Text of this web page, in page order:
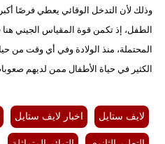
وذلك لأن التدخل الوقائي يعطي فرصًا
الطفل، إذ تكمن قوة المقياس الجيني هنا
المحتملة، منذ الولادة وفي أي وقت من
الكثير في حياة الأطفال ممن لديهم
لايف ستايل اخبار لايف ستايل